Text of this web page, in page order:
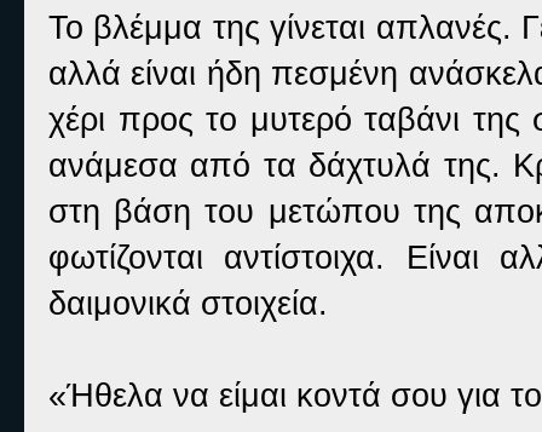
Το βλέμμα της γίνεται
αλλά είναι ήδη πεσμένη
χέρι προς το μυτερό ταβάνι της
ανάμεσα από τα δάχτυλά της.
στη βάση του μετώπου της
φωτίζονται αντίστοιχα.
δαιμονικά στοιχεία.
«Ήθελα να είμαι κοντά σου για